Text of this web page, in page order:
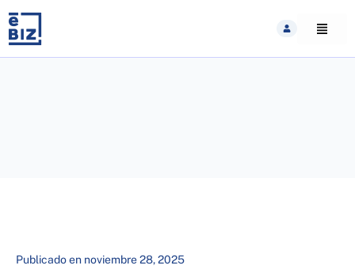
content
Publicado en noviembre 28, 2025